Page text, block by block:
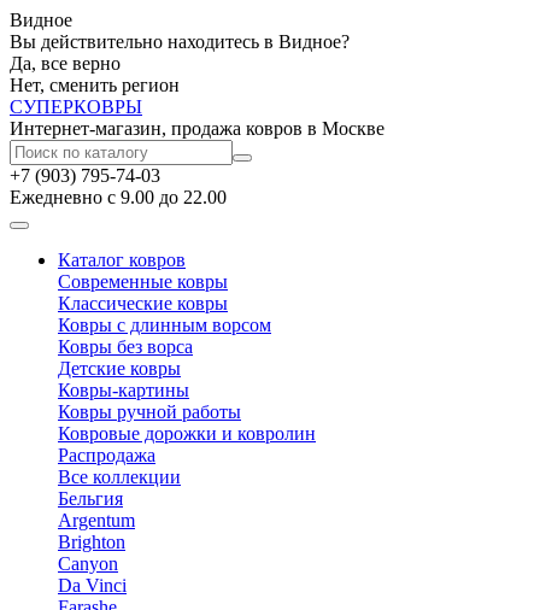
Видное
Вы действительно находитесь в Видное?
Да, все верно
Нет, сменить регион
СУПЕРКОВРЫ
Интернет-магазин, продажа ковров в Москве
+7 (903) 795-74-03
Ежедневно с 9.00 до 22.00
Каталог ковров
Современные ковры
Классические ковры
Ковры с длинным ворсом
Ковры без ворса
Детские ковры
Ковры-картины
Ковры ручной работы
Ковровые дорожки и ковролин
Распродажа
Все коллекции
Бельгия
Argentum
Brighton
Canyon
Da Vinci